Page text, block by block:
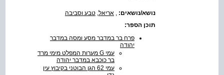
נושא/נושאים: אריאל טבע וסביבה
תוכן הספר:
פרח בר במדבר מסע ומסה במדבר
יהודה
עמי G מערות המפלט מימי מרד
בר כוכבא במדבר יהודה
עמי 62 הגן הבוטני בקיבוץ עין